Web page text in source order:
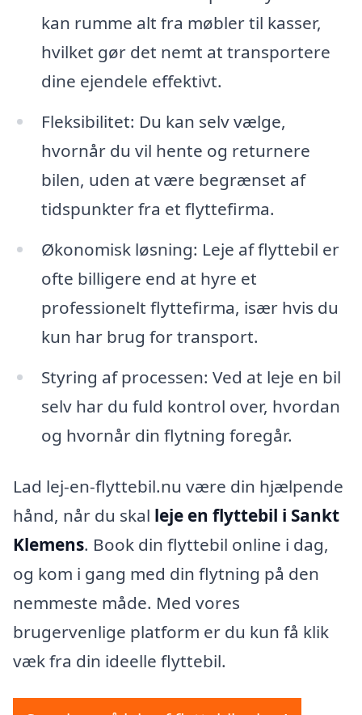
kan rumme alt fra møbler til kasser,
hvilket gør det nemt at transportere
dine ejendele effektivt.
Fleksibilitet: Du kan selv vælge,
hvornår du vil hente og returnere
bilen, uden at være begrænset af
tidspunkter fra et flyttefirma.
Økonomisk løsning: Leje af flyttebil er
ofte billigere end at hyre et
professionelt flyttefirma, især hvis du
kun har brug for transport.
Styring af processen: Ved at leje en bil
selv har du fuld kontrol over, hvordan
og hvornår din flytning foregår.
Lad lej-en-flyttebil.nu være din hjælpende
hånd, når du skal leje en flyttebil i Sankt
Klemens. Book din flyttebil online i dag,
og kom i gang med din flytning på den
nemmeste måde. Med vores
brugervenlige platform er du kun få klik
væk fra din ideelle flyttebil.